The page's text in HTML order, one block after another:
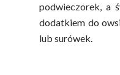
podwieczorek, a
dodatkiem do
lub surówek.